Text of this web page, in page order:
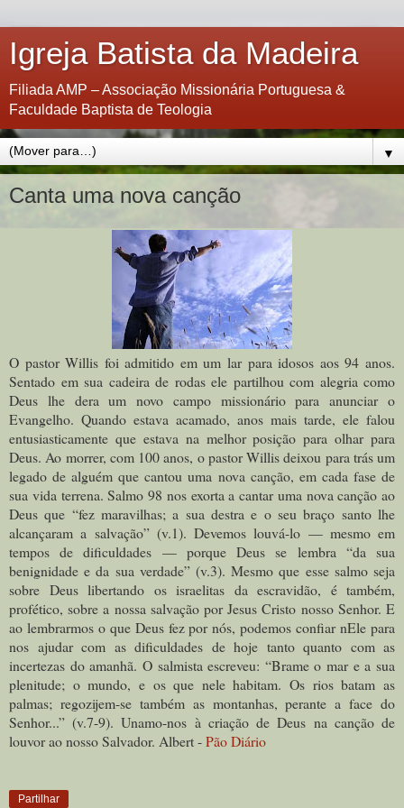
Igreja Batista da Madeira
Filiada AMP – Associação Missionária Portuguesa &
Faculdade Baptista de Teologia
▼
Canta uma nova canção
O pastor Willis foi admitido em um lar para idosos aos 94 anos.
Sentado em sua cadeira de rodas ele partilhou com alegria como
Deus lhe dera um novo campo missionário para anunciar o
Evangelho. Quando estava acamado, anos mais tarde, ele falou
entusiasticamente que estava na melhor posição para olhar para
Deus. Ao morrer, com 100 anos, o pastor Willis deixou para trás um
legado de alguém que cantou uma nova canção, em cada fase de
sua vida terrena. Salmo 98 nos exorta a cantar uma nova canção ao
Deus que “fez maravilhas; a sua destra e o seu braço santo lhe
alcançaram a salvação” (v.1). Devemos louvá-lo — mesmo em
tempos de dificuldades — porque Deus se lembra “da sua
benignidade e da sua verdade” (v.3). Mesmo que esse salmo seja
sobre Deus libertando os israelitas da escravidão, é também,
profético, sobre a nossa salvação por Jesus Cristo nosso Senhor. E
ao lembrarmos o que Deus fez por nós, podemos confiar nEle para
nos ajudar com as dificuldades de hoje tanto quanto com as
incertezas do amanhã. O salmista escreveu: “Brame o mar e a sua
plenitude; o mundo, e os que nele habitam. Os rios batam as
palmas; regozijem-se também as montanhas, perante a face do
Senhor...” (v.7-9). Unamo-nos à criação de Deus na canção de
louvor ao nosso Salvador. Albert -Pão Diário
Partilhar